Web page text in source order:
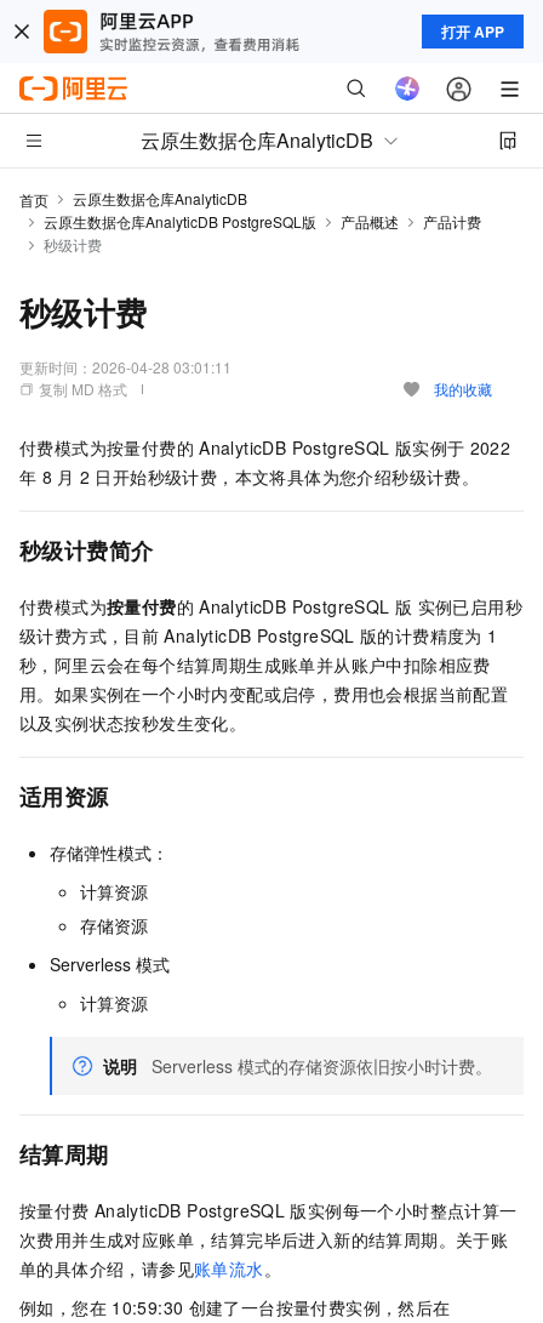
打开 APP
云原生数据仓库AnalyticDB
首页
云原生数据仓库AnalyticDB
云原生数据仓库AnalyticDB PostgreSQL版
产品概述
产品计费
秒级计费
秒级计费
更新时间： 2026-04-28 03:01:11
复制 MD 格式
我的收藏
付费模式为按量付费的 AnalyticDB PostgreSQL 版实例于 2022
年 8 月 2 日开始秒级计费，本文将具体为您介绍秒级计费。
秒级计费简介
付费模式为按量付费的 AnalyticDB PostgreSQL 版 实例已启用秒
级计费方式，目前 AnalyticDB PostgreSQL 版的计费精度为 1
秒，阿里云会在每个结算周期生成账单并从账户中扣除相应费
用。如果实例在一个小时内变配或启停，费用也会根据当前配置
以及实例状态按秒发生变化。
适用资源
存储弹性模式：
计算资源
存储资源
Serverless 模式
计算资源
说明 Serverless 模式的存储资源依旧按小时计费。
结算周期
按量付费 AnalyticDB PostgreSQL 版实例每一个小时整点计算一
次费用并生成对应账单，结算完毕后进入新的结算周期。关于账
单的具体介绍，请参见账单流水。
例如，您在 10:59:30 创建了一台按量付费实例，然后在